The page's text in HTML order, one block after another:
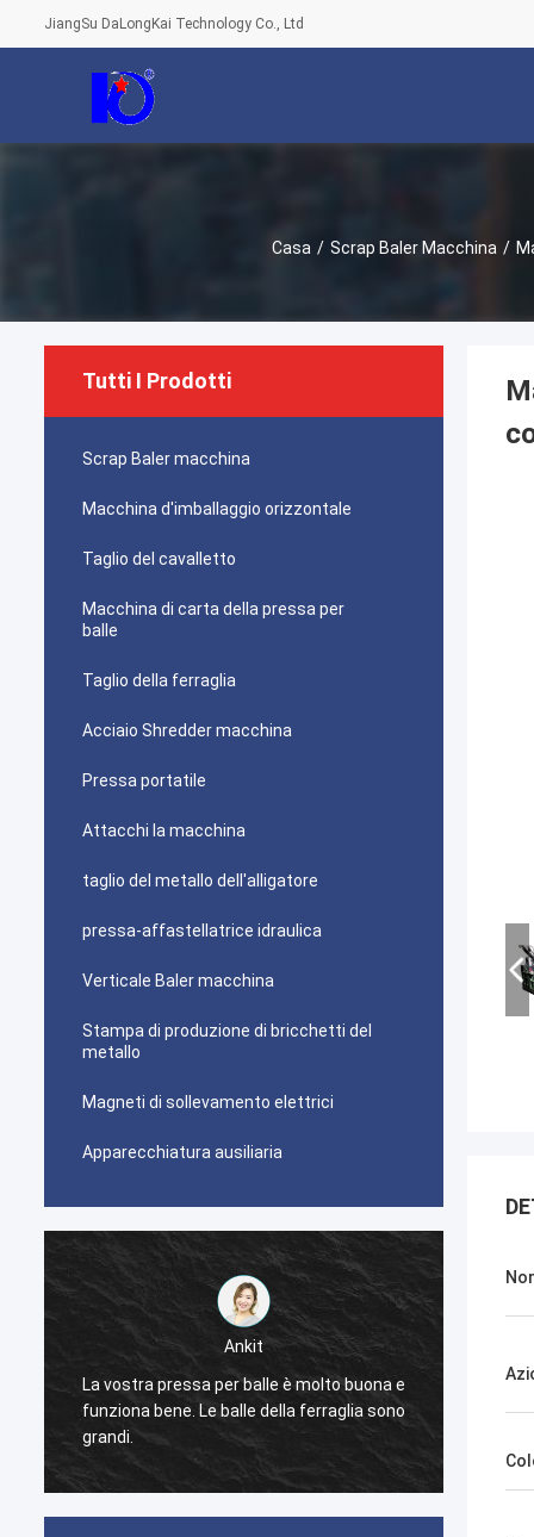
JiangSu DaLongKai Technology Co., Ltd
Casa / Scrap Baler Macchina /
Tutti I Prodotti
Scrap Baler macchina
Macchina d'imballaggio orizzontale
Taglio del cavalletto
Macchina di carta della pressa per
balle
Taglio della ferraglia
Acciaio Shredder macchina
Pressa portatile
Attacchi la macchina
taglio del metallo dell'alligatore
pressa-affastellatrice idraulica
Verticale Baler macchina
Stampa di produzione di bricchetti del
metallo
Magneti di sollevamento elettrici
Apparecchiatura ausiliaria
Ankit
La vostra pressa per balle è molto buona e
funziona bene. Le balle della ferraglia sono
funziona